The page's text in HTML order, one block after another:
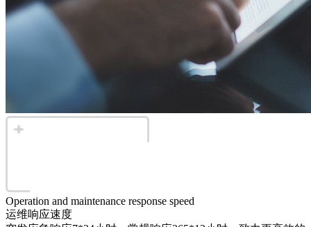
Operation and maintenance response speed
运维响应速度